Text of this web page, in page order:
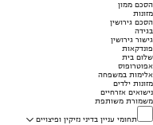
הסכם ממון
מזונות
הסכם גירושין
בגידה
גישור גירושין
פונדקאות
שלום בית
אפוטרופוס
אלימות במשפחה
מזונות ילדים
נישואים אזרחיים
משמורת משותפת
תחומי עניין בדיני נזיקין ופיצויים